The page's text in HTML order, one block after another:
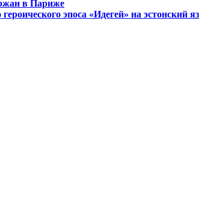
в Париже
эпоса «Идегей» на эстонский